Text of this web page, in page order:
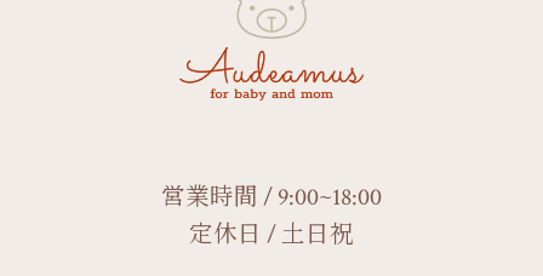
営業時間 / 9:00~18:00
定休日 / 土日祝